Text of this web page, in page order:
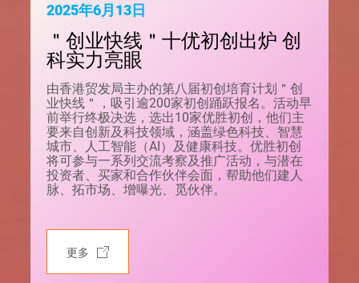
2025年6月13日
＂创业快线＂十优初创出炉 创
科实力亮眼
由香港贸发局主办的第八届初创培育计划＂创
业快线＂，吸引逾200家初创踊跃报名。活动早
前举行终极决选，选出10家优胜初创，他们主
要来自创新及科技领域，涵盖绿色科技、智慧
城市、人工智能（AI）及健康科技。优胜初创
将可参与一系列交流考察及推广活动，与潜在
投资者、买家和合作伙伴会面，帮助他们建人
脉、拓市场、增曝光、觅伙伴。
更多